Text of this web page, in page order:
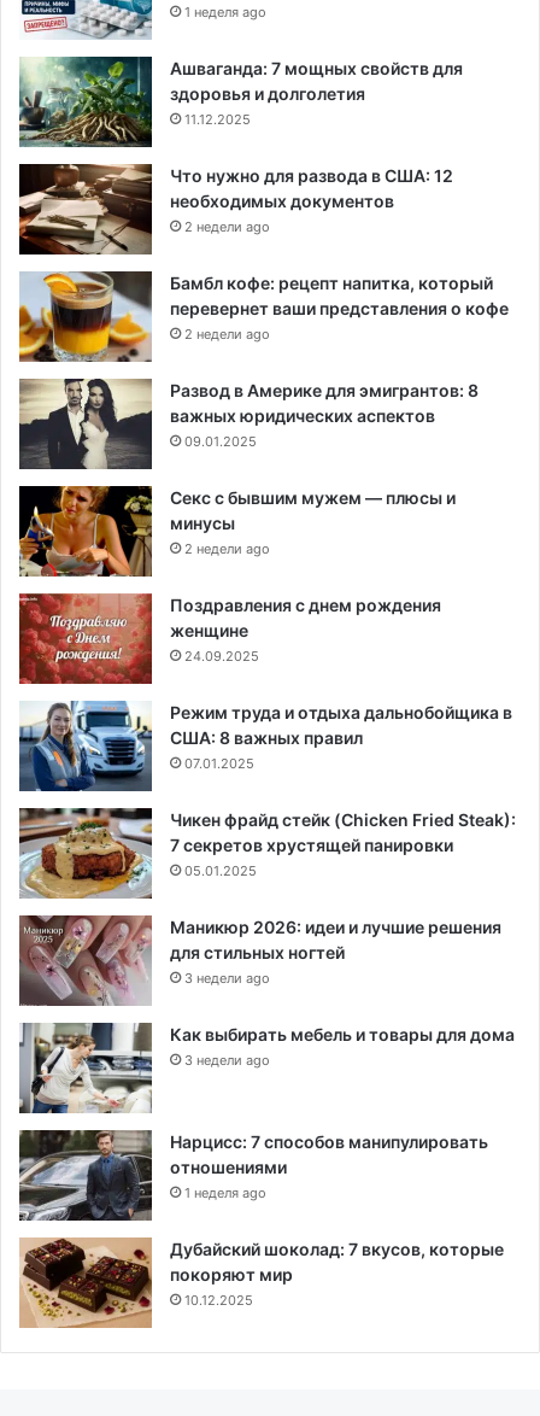
1 неделя ago
Ашваганда: 7 мощных свойств для
здоровья и долголетия
11.12.2025
Что нужно для развода в США: 12
необходимых документов
2 недели ago
Бамбл кофе: рецепт напитка, который
перевернет ваши представления о кофе
2 недели ago
Развод в Америке для эмигрантов: 8
важных юридических аспектов
09.01.2025
Секс с бывшим мужем — плюсы и
минусы
2 недели ago
Поздравления с днем рождения
женщине
24.09.2025
Режим труда и отдыха дальнобойщика в
США: 8 важных правил
07.01.2025
Чикен фрайд стейк (Chicken Fried Steak):
7 секретов хрустящей панировки
05.01.2025
Маникюр 2026: идеи и лучшие решения
для стильных ногтей
3 недели ago
Как выбирать мебель и товары для дома
3 недели ago
Нарцисс: 7 способов манипулировать
отношениями
1 неделя ago
Дубайский шоколад: 7 вкусов, которые
покоряют мир
10.12.2025